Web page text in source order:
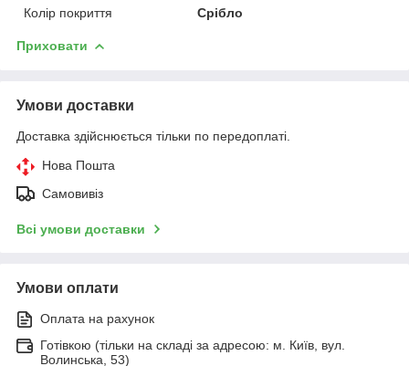
Колір покриття
Срібло
Приховати
Умови доставки
Доставка здійснюється тільки по передоплаті.
Нова Пошта
Самовивіз
Всі умови доставки
Умови оплати
Оплата на рахунок
Готівкою (тільки на складі за адресою: м. Київ, вул.
Волинська, 53)